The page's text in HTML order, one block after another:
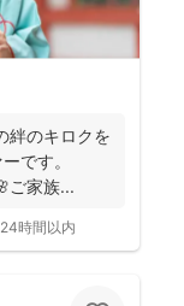
絆のキロクを
ーです。
ご家族...
24時間以内